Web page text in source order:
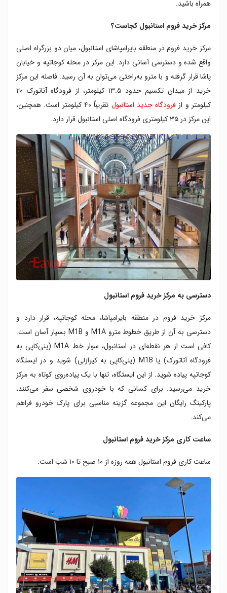
همراه باشید.
مرکز خرید فروم استانبول کجاست؟
مرکز خرید فروم در منطقه بایرامپاشای استانبول، میان دو بزرگراه اصلی
واقع شده و دسترسی آسانی دارد. این مرکز در محله کوجاتپه و خیابان
پاشا قرار گرفته و با مترو به‌راحتی می‌توان به آن رسید. فاصله این مرکز
خرید از میدان تکسیم حدود ۱۳.۵ کیلومتر، از فرودگاه آتاتورک ۲۰
کیلومتر و از فرودگاه جدید استانبول
تقریباً ۴۰ کیلومتر است. همچنین،
این مرکز در ۳۵ کیلومتری فرودگاه اصلی استانبول قرار دارد.
دسترسی به مرکز خرید فروم استانبول
مرکز خرید فروم در منطقه بایرامپاشا، محله کوجاتپه، قرار دارد و
دسترسی به آن از طریق خطوط مترو M1A و M1B بسیار آسان است.
کافی است از هر نقطه‌ای در استانبول، سوار خط M1A (ینی‌کاپی به
فرودگاه آتاتورک) یا M1B (ینی‌کاپی به کیرازلی) شوید و در ایستگاه
کوجاتپه پیاده شوید. از این ایستگاه، تنها با یک پیاده‌روی کوتاه به مرکز
خرید می‌رسید. برای کسانی که با خودروی شخصی سفر می‌کنند،
پارکینگ رایگان این مجموعه گزینه مناسبی برای پارک خودرو فراهم
می‌کند.
ساعت کاری مرکز خرید فروم استانبول
ساعت کاری فروم استانبول همه روزه از ۱۰ صبح تا ۱۰ شب است.